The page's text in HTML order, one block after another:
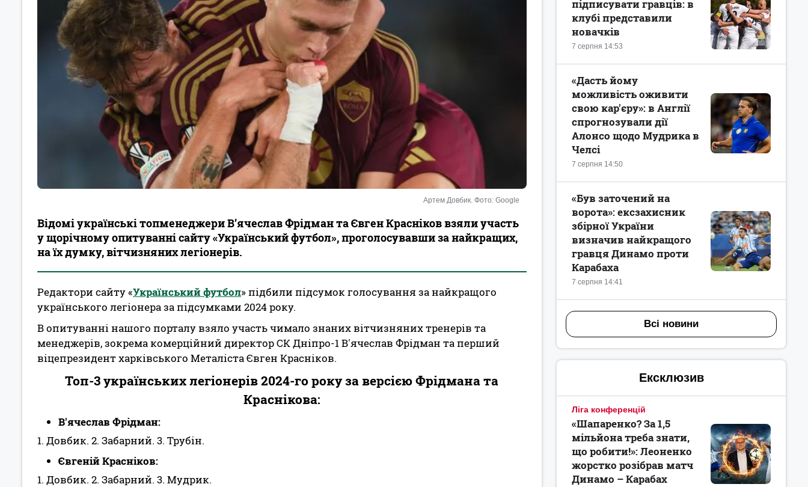
Артем Довбик. Фото: Google
Відомі українські топменеджери В’ячеслав Фрідман та Євген Красніков взяли участь
у щорічному опитуванні сайту «Український футбол», проголосувавши за найкращих,
на їх думку, вітчизняних легіонерів.
Редактори сайту «Український футбол» підбили підсумок голосування за найкращого
українського легіонера за підсумками 2024 року.
В опитуванні нашого порталу взяло участь чимало знаних вітчизняних тренерів та
менеджерів, зокрема комерційний директор СК Дніпро-1 В'ячеслав Фрідман та перший
віцепрезидент харківського Металіста Євген Красніков.
Топ-3 українських легіонерів 2024-го року за версією Фрідмана та
Краснікова:
В'ячеслав Фрідман:
1. Довбик. 2. Забарний. 3. Трубін.
Євгеній Красніков:
1. Довбик. 2. Забарний. 3. Мудрик.
7 серпня 14:53
підписувати гравців: в
клубі представили
новачків
7 серпня 14:50
«Дасть йому
можливість оживити
свою кар'єру»: в Англії
спрогнозували дії
Алонсо щодо Мудрика в
Челсі
7 серпня 14:41
«Був заточений на
ворота»: ексзахисник
збірної України
визначив найкращого
гравця Динамо проти
Карабаха
Всі новини
Ексклюзив
Ліга конференцій
«Шапаренко? За 1,5
мільйона треба знати,
що робити!»: Леоненко
жорстко розібрав матч
Динамо – Карабах